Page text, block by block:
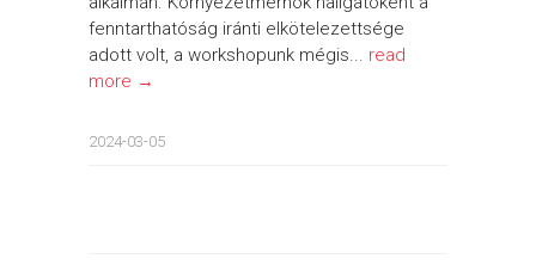
fenntarthatóság iránti elkötelezettsége
adott volt, a workshopunk mégis... read
more →
2024-03-05